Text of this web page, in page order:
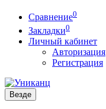
Сравнение0
Закладки0
Личный кабинет
Авторизация
Регистрация
Везде